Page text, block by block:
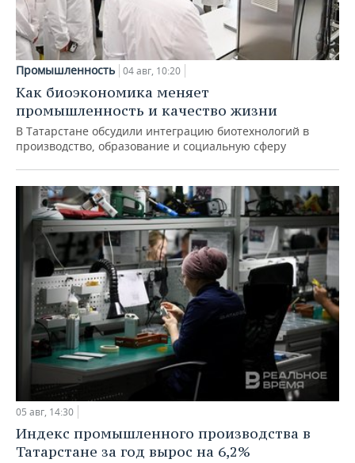
Промышленность 04 авг, 10:20
Как биоэкономика меняет
промышленность и качество жизни
В Татарстане обсудили интеграцию биотехнологий в
производство, образование и социальную сферу
05 авг, 14:30
Индекс промышленного производства в
Татарстане за год вырос на 6,2%